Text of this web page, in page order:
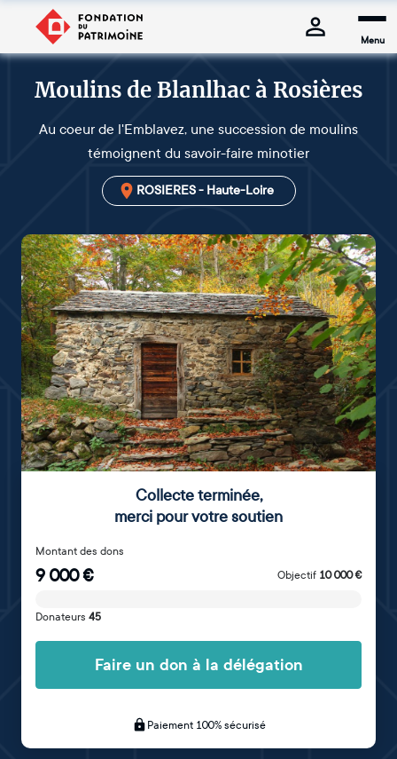
Menu
Moulins de Blanlhac à Rosières
Au coeur de l'Emblavez, une succession de moulins
témoignent du savoir-faire minotier
ROSIERES - Haute-Loire
Collecte terminée,
merci pour votre soutien
Montant des dons
9 000€ Objectif 10 000€
Donateurs 45
Faire un don à la délégation
Paiement 100% sécurisé